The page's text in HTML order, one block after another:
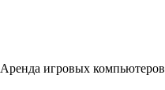
Аренда игровых компьютеров